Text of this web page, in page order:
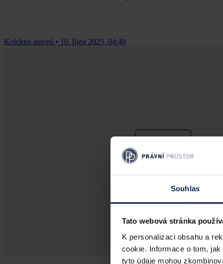
Souhlas
Tato webová stránka
K personalizaci obsahu a
cookie. Informace o tom,
tyto údaje mohou
Kolektiv autorů • 10. října 2025, 04:48